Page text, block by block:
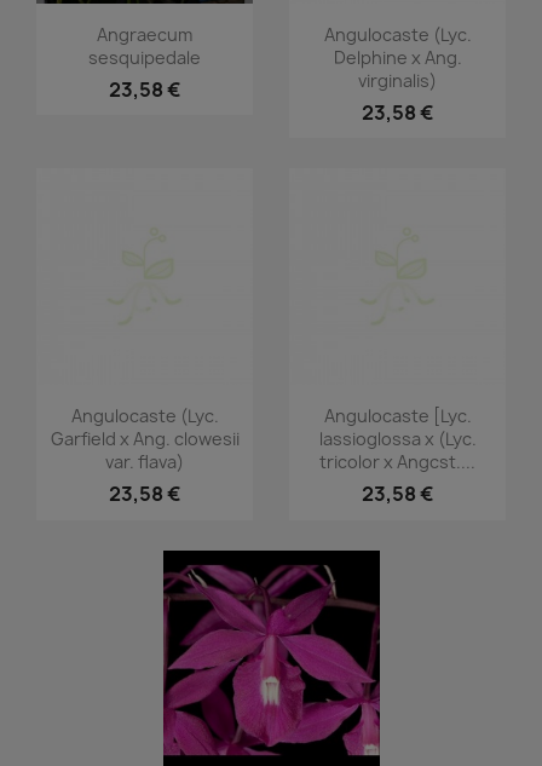
Vorschau
Angraecum
sesquipedale
23,58 €
Vorschau
Angulocaste (Lyc.
Delphine x Ang.
virginalis)
23,58 €
Vorschau
Angulocaste (Lyc.
Garfield x Ang. clowesii
var. flava)
23,58 €
Vorschau
Angulocaste [Lyc.
lassioglossa x (Lyc.
tricolor x Angcst....
23,58 €